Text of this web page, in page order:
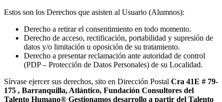
Estos son los Derechos que asisten al Usuario (Alumnos):
Derecho a retirar el consentimiento en todo momento.
Derecho de acceso, rectificación, portabilidad y supresión de
datos y/o limitación u oposición de su tratamiento.
Derecho a presentar reclamación ante autoridad de control
(PDP – Protección de Datos Personales) de su Localidad.
Sírvase ejercer sus derechos, sito en Dirección Postal Cra 41E # 79-
175 , Barranquilla, Atlántico, Fundación Consultores del
Talento Humano® Gestionamos desarrollo a partir del Talento